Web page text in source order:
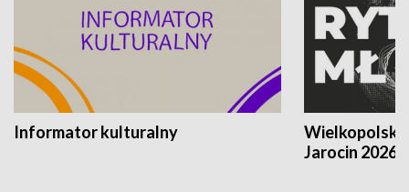
Informator kulturalny
Jarocin 2026